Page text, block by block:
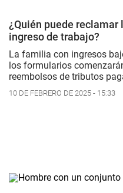
¿Quién puede reclamar
ingreso de trabajo?
La familia con ingresos
los formularios
reembolsos de tributos
10 DE FEBRERO DE 2025 - 15:33